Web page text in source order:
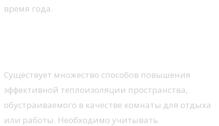
время года.
Существует множество способов повышения
эффективной теплоизоляции пространства,
обустраиваемого в качестве комнаты для отдыха
или работы. Необходимо учитывать